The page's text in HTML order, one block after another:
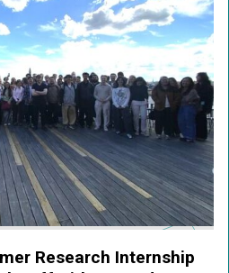
Research Internship